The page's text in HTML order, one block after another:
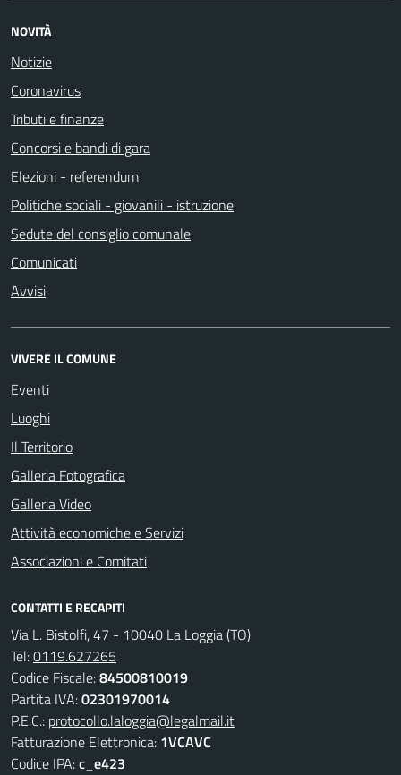
NOVITÀ
Notizie
Coronavirus
Tributi e finanze
Concorsi e bandi di gara
Elezioni - referendum
Politiche sociali - giovanili - istruzione
Sedute del consiglio comunale
Comunicati
Avvisi
VIVERE IL COMUNE
Eventi
Luoghi
Il Territorio
Galleria Fotografica
Galleria Video
Attività economiche e Servizi
Associazioni e Comitati
CONTATTI E RECAPITI
Via L. Bistolfi, 47 - 10040 La Loggia (TO)
Tel:0119.627265
Codice Fiscale:84500810019
Partita IVA:02301970014
P.E.C.: protocollo.laloggia@legalmail.it
Fatturazione Elettronica: 1VCAVC
Codice IPA:c_e423